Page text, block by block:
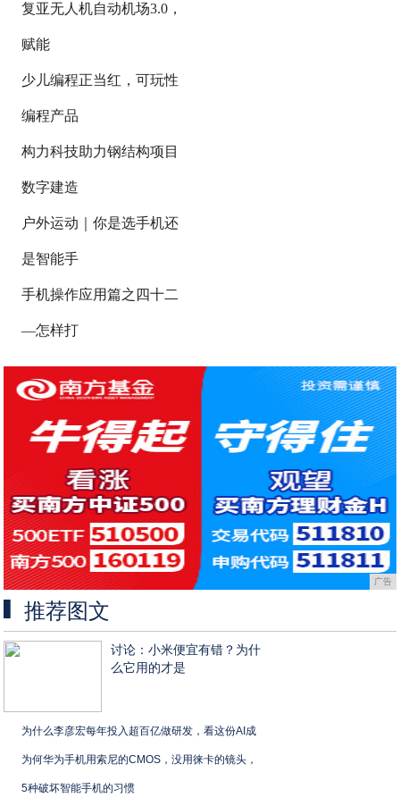
复亚无人机自动机场3.0，
赋能
少儿编程正当红，可玩性
编程产品
构力科技助力钢结构项目
数字建造
户外运动｜你是选手机还
是智能手
手机操作应用篇之四十二
—怎样打
广告
推荐图文
讨论：小米便宜有错？为什
么它用的才是
为什么李彦宏每年投入超百亿做研发，看这份AI成
为何华为手机用索尼的CMOS，没用徕卡的镜头，
5种破坏智能手机的习惯